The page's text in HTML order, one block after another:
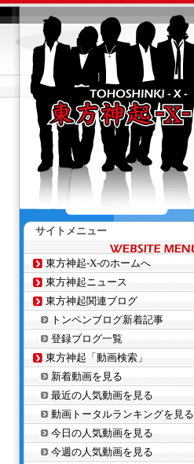
サイトメニュー
東方神起-X-のホームへ
東方神起ニュース
東方神起関連ブログ
トンペンブログ新着記事
登録ブログ一覧
東方神起「動画検索」
新着動画を見る
最近の人気動画を見る
動画トータルランキングを見る
今日の人気動画を見る
今週の人気動画を見る